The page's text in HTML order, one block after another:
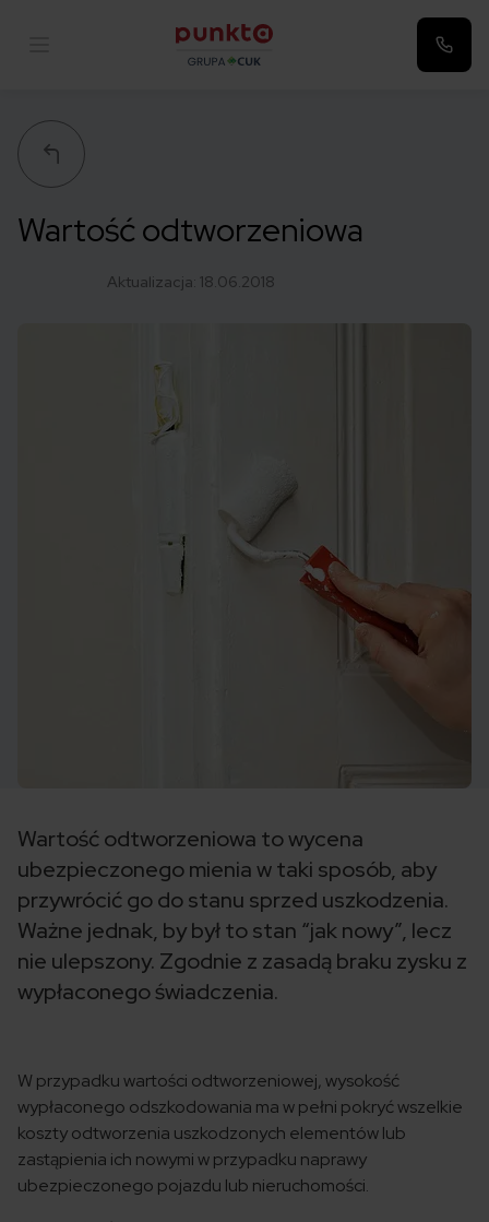
Wartość odtworzeniowa
Aktualizacja: 18.06.2018
Wartość odtworzeniowa to wycena
ubezpieczonego mienia w taki sposób, aby
przywrócić go do stanu sprzed uszkodzenia.
Ważne jednak, by był to stan “jak nowy”, lecz
nie ulepszony. Zgodnie z zasadą braku zysku z
wypłaconego świadczenia.
W przypadku wartości odtworzeniowej, wysokość
wypłaconego odszkodowania ma w pełni pokryć wszelkie
koszty odtworzenia uszkodzonych elementów lub
zastąpienia ich nowymi w przypadku naprawy
ubezpieczonego pojazdu lub nieruchomości.